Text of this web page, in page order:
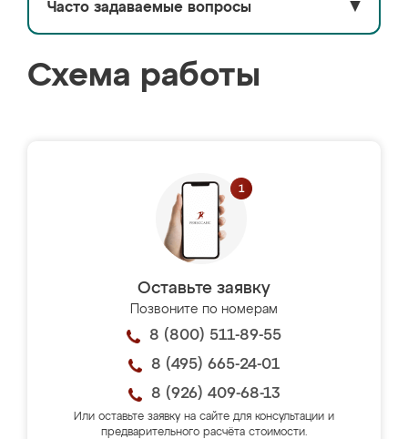
Часто задаваемые вопросы ▼
Схема работы
Оставьте заявку
Позвоните по номерам
8 (800) 511-89-55
8 (495) 665-24-01
8 (926) 409-68-13
Или оставьте заявку на сайте для консультации и
предварительного расчёта стоимости.